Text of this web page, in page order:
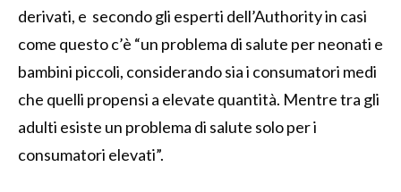
derivati, e secondo gli esperti dell’Authority in casi
come questo c’è “un problema di salute per neonati e
bambini piccoli, considerando sia i consumatori medi
che quelli propensi a elevate quantità. Mentre tra gli
adulti esiste un problema di salute solo per i
consumatori elevati”.